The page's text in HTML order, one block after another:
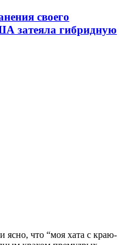
своего
затеяла гибридную
ясно, что “моя хата с краю-